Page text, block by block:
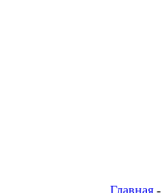
Главная -